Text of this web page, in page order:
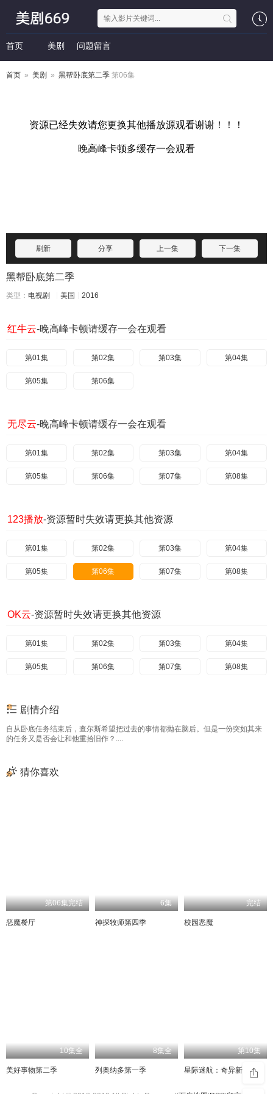
首页 美剧 问题留言
首页 » 美剧 » 黑帮卧底第二季 第06集
刷新 分享 上一集 下一集
黑帮卧底第二季
类型： 电视剧 美国 2016
红牛云-晚高峰卡顿请缓存一会在观看
第01集 第02集 第03集 第04集
第05集 第06集
无尽云-晚高峰卡顿请缓存一会在观看
第01集 第02集 第03集 第04集
第05集 第06集 第07集 第08集
123播放-资源暂时失效请更换其他资源
第01集 第02集 第03集 第04集
第05集 第06集 第07集 第08集
OK云-资源暂时失效请更换其他资源
第01集 第02集 第03集 第04集
第05集 第06集 第07集 第08集
剧情介绍
自从卧底任务结束后，查尔斯希望把过去的事情都抛在脑后。但是一份突如其来
的任务又是否会让和他重拾旧作？....
猜你喜欢
第06集完结
恶魔餐厅
6集
神探牧师第四季
完结
校园恶魔
10集全
美好事物第二季
8集全
列奥纳多第一季
第10集
星际迷航：奇异新世界第一季